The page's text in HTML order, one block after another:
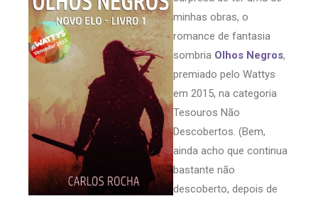
minhas obras, o
romance de fantasia
sombria Olhos Negros,
premiado pelo Wattys
em 2015, na categoria
Tesouros Não
Descobertos. (Bem,
ainda acho que continua
bastante não
descoberto, depois de